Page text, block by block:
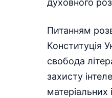
Питанням
Конституція
свобода
захисту
матеріальних